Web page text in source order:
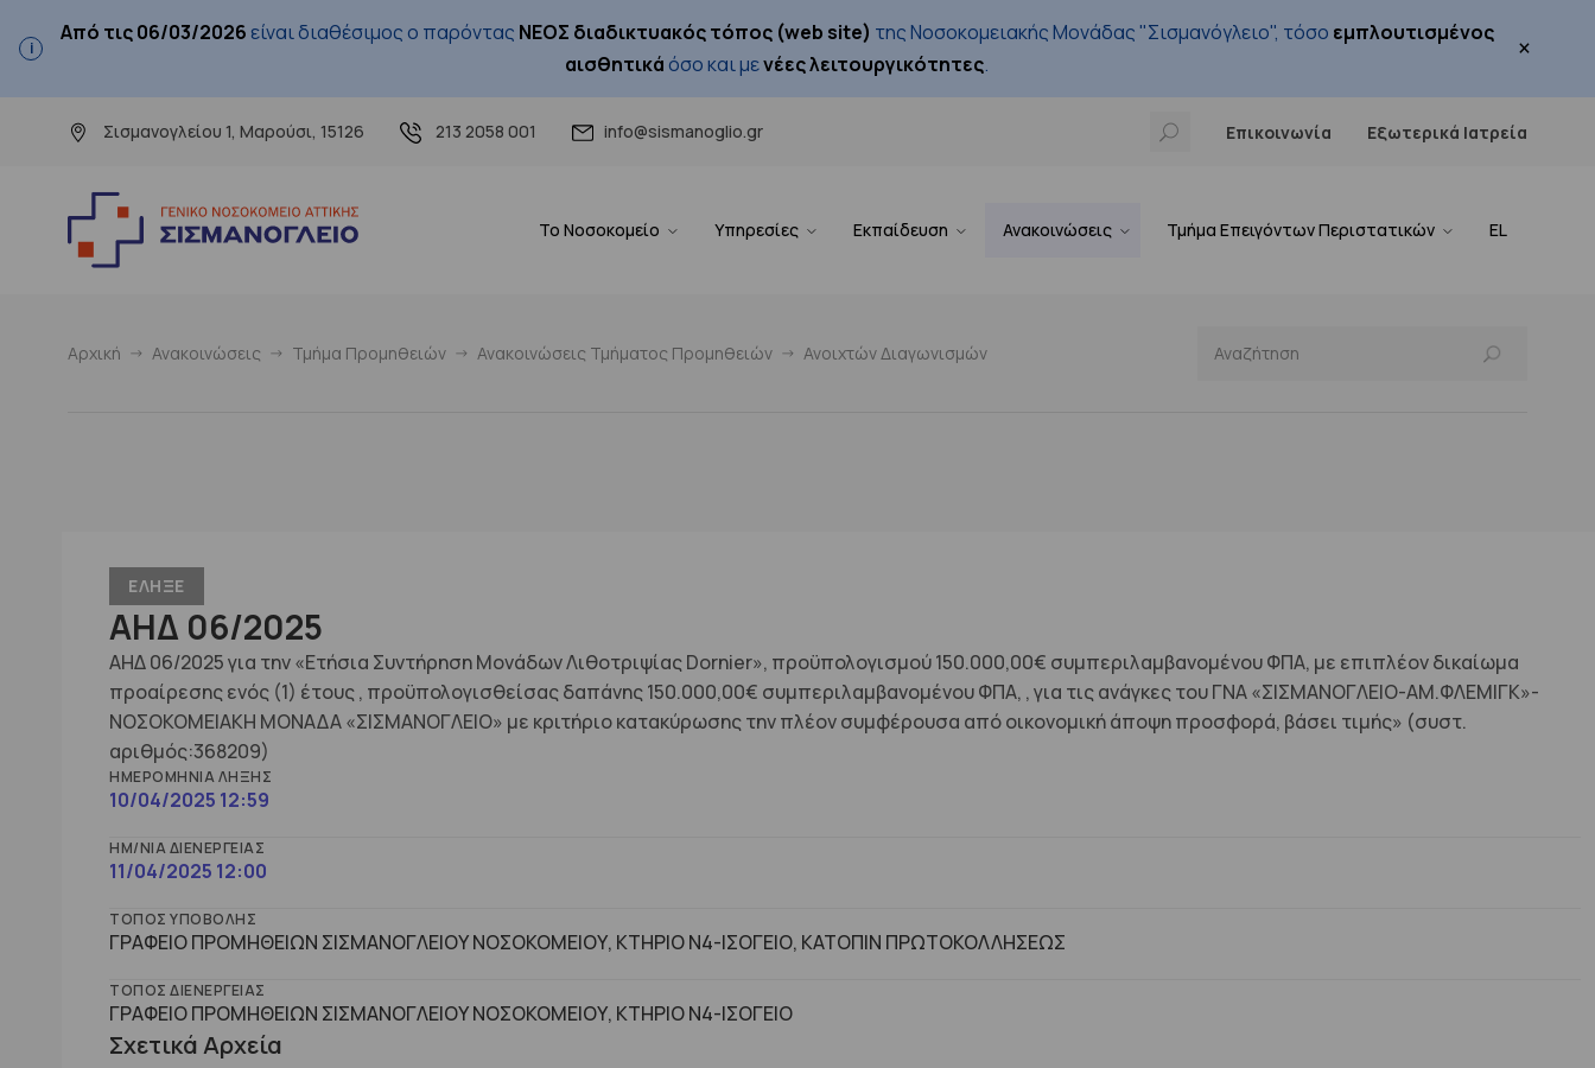
Από τις 06/03/2026 είναι διαθέσιμος ο παρόντας ΝΕΟΣ διαδικτυακός τόπος (web site) της Νοσοκομειακής Μονάδας "Σισμανόγλειο", τόσο εμπλουτισμένος
αισθητικάόσο και μενέες λειτουργικότητες. ×
Σισμανογλείου 1, Μαρούσι, 15126 213 2058 001 info@sismanoglio.gr Επικοινωνία Εξωτερικά Ιατρεία
Το Νοσοκομείο Υπηρεσίες Εκπαίδευση Ανακοινώσεις Τμήμα Επειγόντων Περιστατικών EL
Αρχική Ανακοινώσεις Τμήμα Προμηθειών Ανακοινώσεις Τμήματος Προμηθειών Ανοιχτών Διαγωνισμών
ΕΛΗΞΕ
ΑΗΔ 06/2025
ΑΗΔ 06/2025 για την «Ετήσια Συντήρηση Μονάδων Λιθοτριψίας Dornier», προϋπολογισμού 150.000,00€ συμπεριλαμβανομένου ΦΠΑ, με επιπλέον δικαίωμα
προαίρεσης ενός (1) έτους , προϋπολογισθείσας δαπάνης 150.000,00€ συμπεριλαμβανομένου ΦΠΑ, , για τις ανάγκες του ΓΝΑ «ΣΙΣΜΑΝΟΓΛΕΙΟ-ΑΜ.ΦΛΕΜΙΓΚ»-
ΝΟΣΟΚΟΜΕΙΑΚΗ ΜΟΝΑΔΑ «ΣΙΣΜΑΝΟΓΛΕΙΟ» με κριτήριο κατακύρωσης την πλέον συμφέρουσα από οικονομική άποψη προσφορά, βάσει τιμής» (συστ.
αριθμός:368209)
ΗΜΕΡΟΜΗΝΊΑ ΛΉΞΗΣ
10/04/2025 12:59
ΗΜ/ΝΊΑ ΔΙΕΝΈΡΓΕΙΑΣ
11/04/2025 12:00
ΤΌΠΟΣ ΥΠΟΒΟΛΉΣ
ΓΡΑΦΕΙΟ ΠΡΟΜΗΘΕΙΩΝ ΣΙΣΜΑΝΟΓΛΕΙΟΥ ΝΟΣΟΚΟΜΕΙΟΥ, ΚΤΗΡΙΟ Ν4-ΙΣΟΓΕΙΟ, ΚΑΤΟΠΙΝ ΠΡΩΤΟΚΟΛΛΗΣΕΩΣ
ΤΌΠΟΣ ΔΙΕΝΈΡΓΕΙΑΣ
ΓΡΑΦΕΙΟ ΠΡΟΜΗΘΕΙΩΝ ΣΙΣΜΑΝΟΓΛΕΙΟΥ ΝΟΣΟΚΟΜΕΙΟΥ, ΚΤHΡΙΟ Ν4-ΙΣΟΓΕΙΟ
Σχετικά Αρχεία